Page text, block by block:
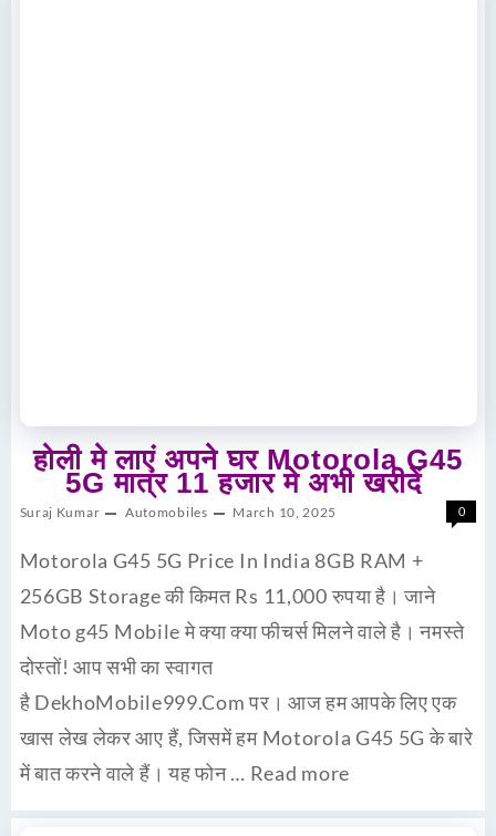
होली मे लाएं अपने घर Motorola G45
5G मात्र 11 हजार मे अभी खरीदें
Suraj Kumar Automobiles March 10, 2025 0
Motorola G45 5G Price In India 8GB RAM +
256GB Storage की किमत Rs 11,000 रुपया है। जाने
Moto g45 Mobile मे क्या क्या फीचर्स मिलने वाले है। नमस्ते
दोस्तों! आप सभी का स्वागत
है DekhoMobile999.Com पर। आज हम आपके लिए एक
खास लेख लेकर आए हैं, जिसमें हम Motorola G45 5G के बारे
में बात करने वाले हैं। यह फोन … Read more